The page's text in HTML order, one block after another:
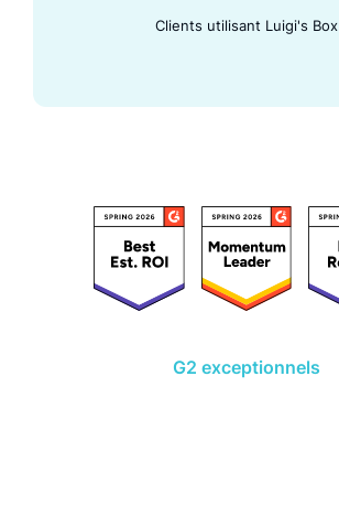
G2 exceptionnels
Clients utilisant Luigi's Box